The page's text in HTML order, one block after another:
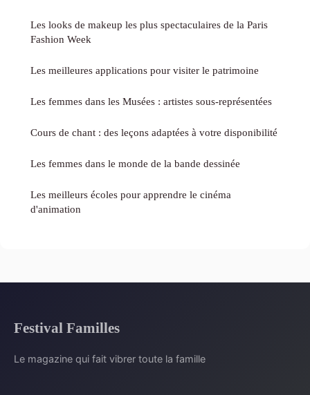
Les looks de makeup les plus spectaculaires de la Paris
Fashion Week
Les meilleures applications pour visiter le patrimoine
Les femmes dans les Musées : artistes sous-représentées
Cours de chant : des leçons adaptées à votre disponibilité
Les femmes dans le monde de la bande dessinée
Les meilleurs écoles pour apprendre le cinéma
d'animation
Festival Familles
Le magazine qui fait vibrer toute la famille